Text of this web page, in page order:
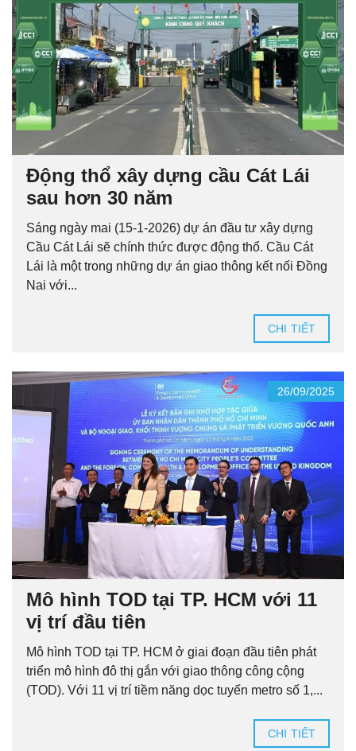
Động thổ xây dựng cầu Cát Lái
sau hơn 30 năm
Sáng ngày mai (15-1-2026) dự án đầu tư xây dựng
Cầu Cát Lái sẽ chính thức được động thổ. Cầu Cát
Lái là một trong những dự án giao thông kết nối Đồng
Nai với...
CHI TIẾT
26/09/2025
Mô hình TOD tại TP. HCM với 11
vị trí đầu tiên
Mô hình TOD tại TP. HCM ở giai đoạn đầu tiên phát
triển mô hình đô thị gắn với giao thông công cộng
(TOD). Với 11 vị trí tiềm năng dọc tuyến metro số 1,...
CHI TIẾT